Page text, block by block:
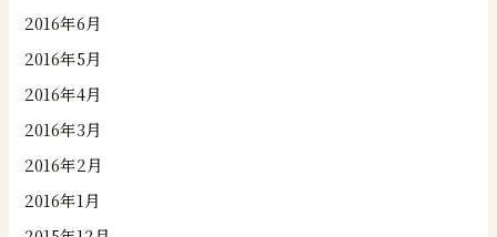
2016年6月
2016年5月
2016年4月
2016年3月
2016年2月
2016年1月